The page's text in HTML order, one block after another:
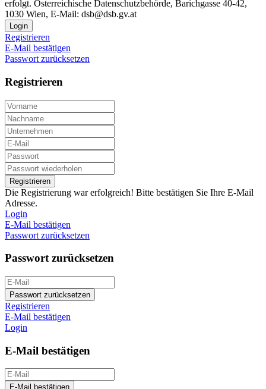
erfolgt. Österreichische Datenschutzbehörde, Barichgasse 40-42,
1030 Wien, E-Mail: dsb@dsb.gv.at
Login
Registrieren
E-Mail bestätigen
Passwort zurücksetzen
Registrieren
Registrieren
Die Registrierung war erfolgreich! Bitte bestätigen Sie Ihre E-Mail
Adresse.
Login
E-Mail bestätigen
Passwort zurücksetzen
Passwort zurücksetzen
Passwort zurücksetzen
Registrieren
E-Mail bestätigen
Login
E-Mail bestätigen
E-Mail bestätigen